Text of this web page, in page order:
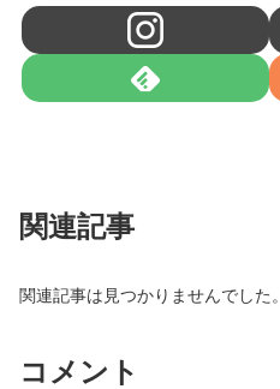
関連記事
関連記事は見つかりませんでした。
コメント